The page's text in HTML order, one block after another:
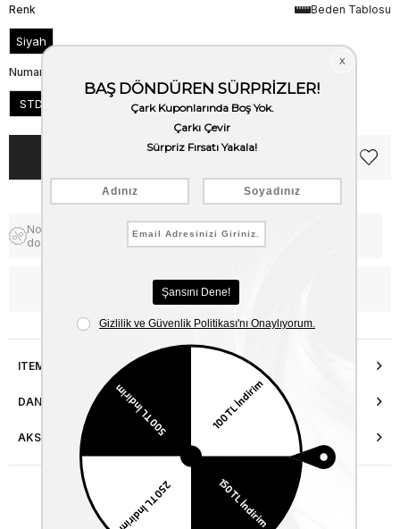
Beden Tablosu
Renk
Siyah
Numara
STD
Notify me when the price goes
down
WhatsApp’tan Bilgi Al
ITEM FEATURES
DANIŞMA HATTI
AKSESUAR ONARIMI
Similar Items